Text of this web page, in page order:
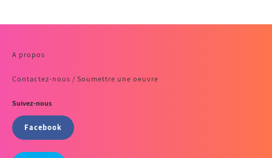
A propos
Contactez-nous / Soumettre une oeuvre
Suivez-nous
Facebook